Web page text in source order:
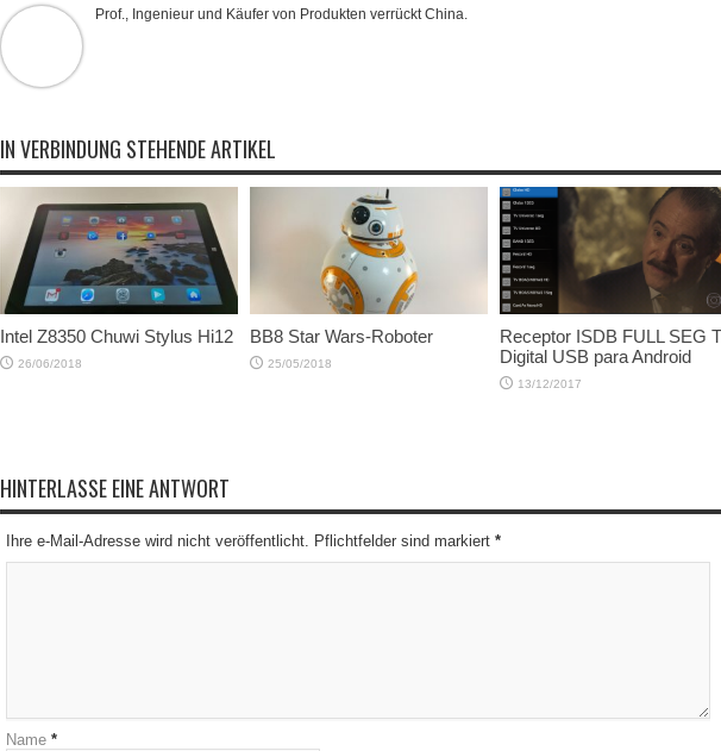
Prof., Ingenieur und Käufer von Produkten verrückt China.
IN VERBINDUNG STEHENDE ARTIKEL
Intel Z8350 Chuwi Stylus Hi12
26/06/2018
BB8 Star Wars-Roboter
25/05/2018
Receptor ISDB FULL SEG
Digital USB para Android
13/12/2017
HINTERLASSE EINE ANTWORT
Ihre e-Mail-Adresse wird nicht veröffentlicht. Pflichtfelder sind markiert *
Name *